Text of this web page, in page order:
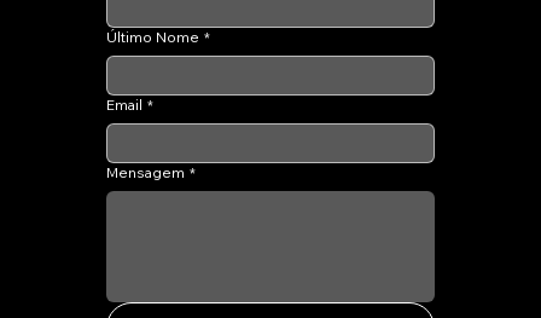
Último Nome *
Email *
Mensagem *